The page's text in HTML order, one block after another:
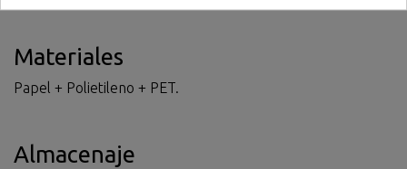
Materiales
Papel + Polietileno + PET.
Almacenaje